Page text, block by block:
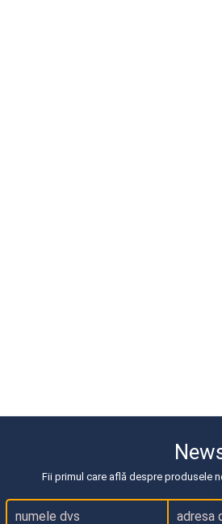
Fii primul care află despre produsele